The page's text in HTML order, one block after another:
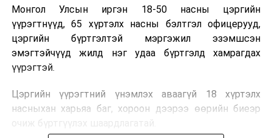
Монгол Улсын иргэн 18-50 насны цэргийн
үүрэгтнүүд, 65 хүртэлх насны бэлтгэл офицерууд,
цэргийн бүртгэлтэй мэргэжил эзэмшсэн
эмэгтэйчүүд жилд нэг удаа бүртгэлд хамрагдах
үүрэгтэй.
Цэргийн үүрэгтний үнэмлэх аваагүй 18 хүртэлх
насныхан харьяа баг, хороон дээрээ өөрийн биеэр